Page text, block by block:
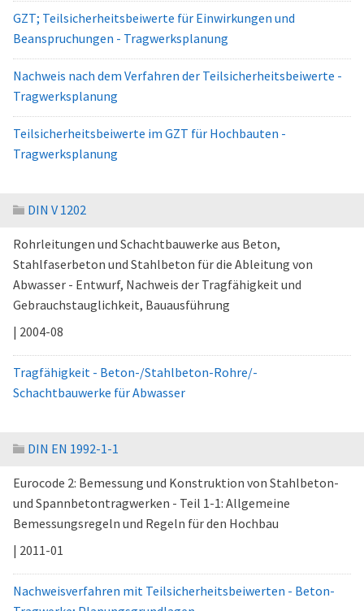
GZT; Teilsicherheitsbeiwerte für Einwirkungen und
Beanspruchungen - Tragwerksplanung
Nachweis nach dem Verfahren der Teilsicherheitsbeiwerte -
Tragwerksplanung
Teilsicherheitsbeiwerte im GZT für Hochbauten -
Tragwerksplanung
DIN V 1202
Rohrleitungen und Schachtbauwerke aus Beton,
Stahlfaserbeton und Stahlbeton für die Ableitung von
Abwasser - Entwurf, Nachweis der Tragfähigkeit und
Gebrauchstauglichkeit, Bauausführung
| 2004-08
Tragfähigkeit - Beton-/Stahlbeton-Rohre/-
Schachtbauwerke für Abwasser
DIN EN 1992-1-1
Eurocode 2: Bemessung und Konstruktion von Stahlbeton-
und Spannbetontragwerken - Teil 1-1: Allgemeine
Bemessungsregeln und Regeln für den Hochbau
| 2011-01
Nachweisverfahren mit Teilsicherheitsbeiwerten - Beton-